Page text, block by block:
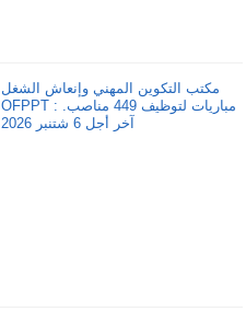
مكتب التكوين المهني وإنعاش الشغل
OFPPT : مباريات لتوظيف 449 مناصب.
آخر أجل 6 شتنبر 2026